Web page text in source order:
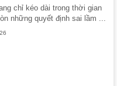
chỉ kéo dài trong thời gian
những quyết định sai lầm ...